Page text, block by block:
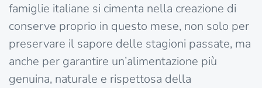
famiglie italiane si cimenta nella creazione di
conserve proprio in questo mese, non solo per
preservare il sapore delle stagioni passate, ma
anche per garantire un’alimentazione più
genuina, naturale e rispettosa della